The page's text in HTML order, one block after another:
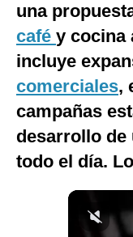
G de Gestión
Notas Contratadas
Podcast
Gestión TV
una
café y cocina
incluye
comerciales,
campañas
desarrollo de
todo el día.